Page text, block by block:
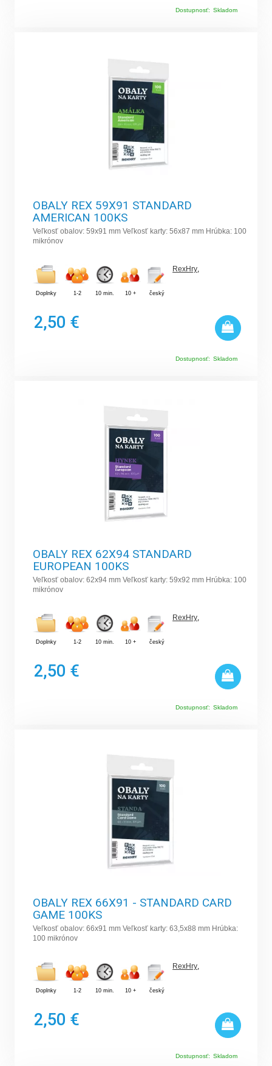
Dostupnosť: Skladom
OBALY REX 59X91 STANDARD
AMERICAN 100KS
Veľkosť obalov: 59x91 mm Veľkosť karty: 56x87 mm Hrúbka: 100
mikrónov
Doplnky 1-2 10 min. 10 + český
RexHry
2,50 €
Dostupnosť: Skladom
OBALY REX 62X94 STANDARD
EUROPEAN 100KS
Veľkosť obalov: 62x94 mm Veľkosť karty: 59x92 mm Hrúbka: 100
mikrónov
Doplnky 1-2 10 min. 10 + český
RexHry,
2,50 €
Dostupnosť: Skladom
OBALY REX 66X91 - STANDARD CARD
GAME 100KS
Veľkosť obalov: 66x91 mm Veľkosť karty: 63,5x88 mm Hrúbka:
100 mikrónov
Doplnky 1-2 10 min. 10 + český
RexHry,
2,50 €
Dostupnosť: Skladom